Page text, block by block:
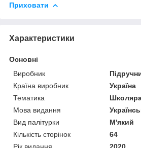
Приховати
Характеристики
Основні
Виробник
Країна виробник
Україна
Тематика
Мова видання
Вид палітурки
М'який
Кількість сторінок
64
Рік видання
2020